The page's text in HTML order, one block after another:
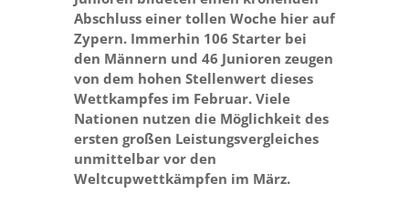
Abschluss einer tollen Woche hier auf
Zypern. Immerhin 106 Starter bei
den Männern und 46 Junioren zeugen
von dem hohen Stellenwert dieses
Wettkampfes im Februar. Viele
Nationen nutzen die Möglichkeit des
ersten großen Leistungsvergleiches
unmittelbar vor den
Weltcupwettkämpfen im März.